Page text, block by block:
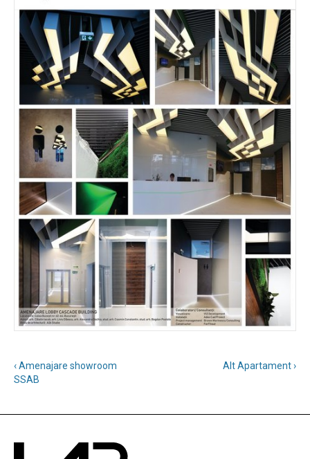
‹ Amenajare showroom
SSAB
Alt Apartament ›